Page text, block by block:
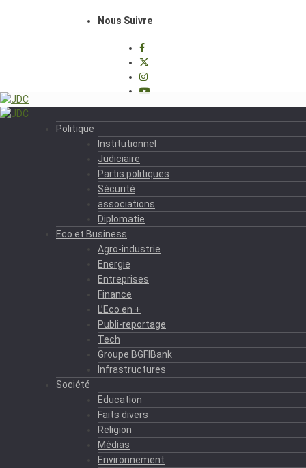
Nous Suivre
Politique
Institutionnel
Judiciaire
Partis politiques
Sécurité
associations
Diplomatie
Eco et Business
Agro-industrie
Energie
Entreprises
Finance
L’Eco en +
Publi-reportage
Tech
Groupe BGFIBank
Infrastructures
Société
Education
Faits divers
Religion
Médias
Environnement